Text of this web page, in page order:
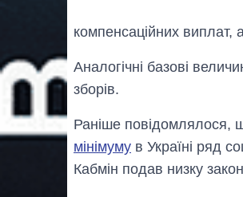
компенсаційних
Аналогічні базові
зборів.
Раніше повідомлялося,
мінімуму в Україні ряд
Кабмін подав низку